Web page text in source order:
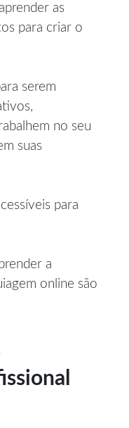
as
para criar o
serem
no seu
suas
para
a
online são